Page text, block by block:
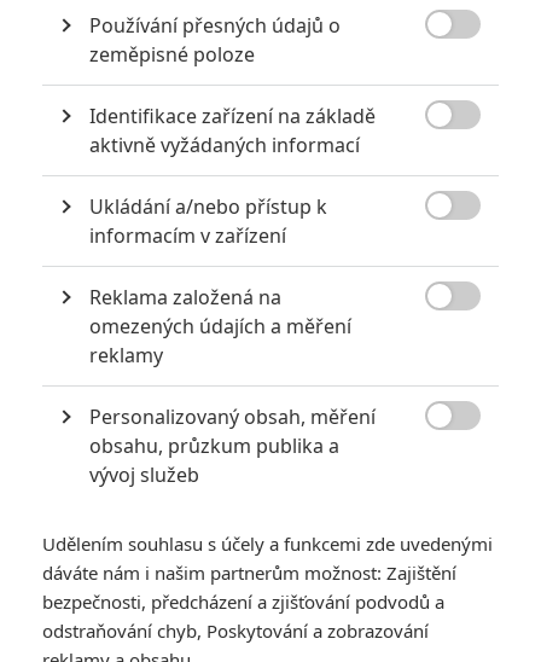
8 Recenze: Občanská válka
6
Recenze: Godzilla x Kong: Nové
impérium
8 Recenze: Opičí muž
POSLEDNÍ KOMENTOVANÉ
3 ČLÁNEK | 01.08.2026 16:40
Marvel nečekaně zrušil již schválené pokračování
433FILM | 01.08.2026 07:11
1ČLÁNEK | 30.07.2026 20:14
Děti krve a kostí: Regulérní trailer představuje akční fantasy
dobrodružství s vůní Afriky
1
Používání přesných údajů o
zeměpisné poloze
Identifikace zařízení na základě
aktivně vyžádaných informací
Ukládání a/nebo přístup k
informacím v zařízení
Reklama založená na
omezených údajích a měření
reklamy
Personalizovaný obsah, měření
obsahu, průzkum publika a
vývoj služeb
Udělením souhlasu s účely a funkcemi zde uvedenými
dáváte nám i našim partnerům možnost: Zajištění
bezpečnosti, předcházení a zjišťování podvodů a
odstraňování chyb, Poskytování a zobrazování